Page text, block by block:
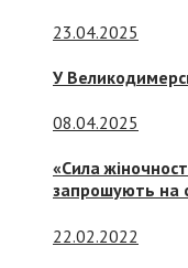
23.04.2025
У
08.04.2025
«Сила
запрошують на
22.02.2022